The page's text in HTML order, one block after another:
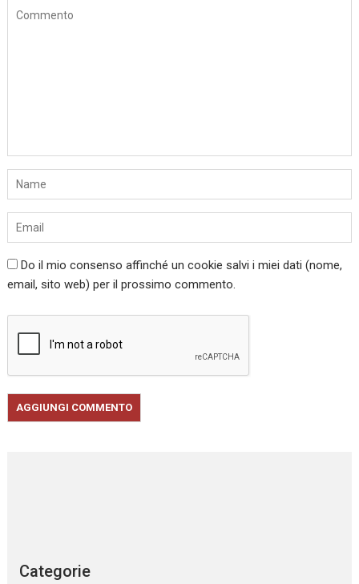
Do il mio consenso affinché un cookie salvi i miei dati (nome,
email, sito web) per il prossimo commento.
Categorie